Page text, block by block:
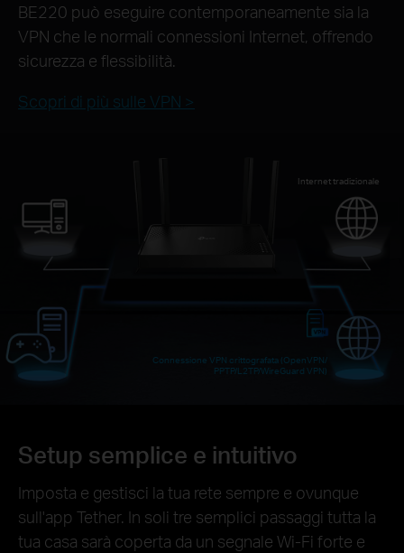
BE220 può eseguire contemporaneamente sia la
VPN che le normali connessioni Internet, offrendo
sicurezza e flessibilità.
Scopri di più sulle VPN >
Internet tradizionale
Connessione VPN crittografata (OpenVPN/
PPTP/L2TP/WireGuard VPN)
Setup semplice e intuitivo
Imposta e gestisci la tua rete sempre e ovunque
sull'app Tether. In soli tre semplici passaggi tutta la
tua casa sarà coperta da un segnale Wi-Fi forte e